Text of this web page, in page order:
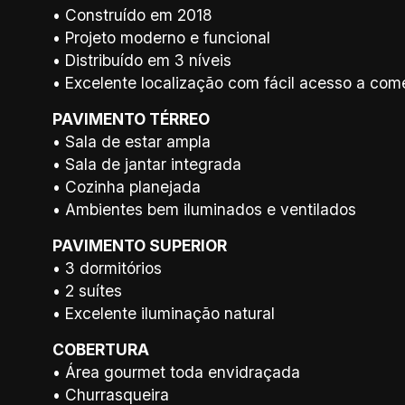
• Construído em 2018
• Projeto moderno e funcional
• Distribuído em 3 níveis
• Excelente localização com fácil acesso a
PAVIMENTO TÉRREO
• Sala de estar ampla
• Sala de jantar integrada
• Cozinha planejada
• Ambientes bem iluminados e ventilados
PAVIMENTO SUPERIOR
• 3 dormitórios
• 2 suítes
• Excelente iluminação natural
COBERTURA
• Área gourmet toda envidraçada
• Churrasqueira